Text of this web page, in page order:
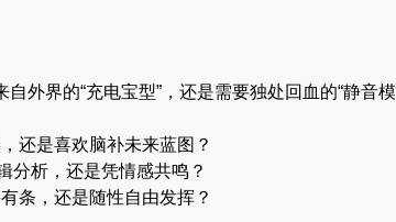
自外界的“充电宝型”，还是需要独处回血的“静音模
还是喜欢脑补未来蓝图？
分析，还是凭情感共鸣？
条，还是随性自由发挥？